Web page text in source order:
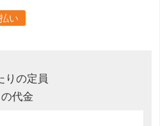
い
りの定員
代金